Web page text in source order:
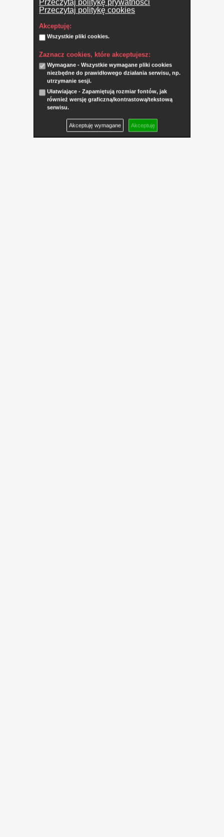
Przeczytaj politykę prywatności
Przeczytaj politykę cookies
Akceptuję:
Wszystkie pliki cookies.
Zaznacz cookies, które akceptujesz:
Wymagane - Wszystkie wymagane pliki cookies
niezbędne do prawidłowego działania serwisu, np.
utrzymanie sesji.
Ułatwiające - Zapamiętują rozmiar fontów, jak
również wersję graficzną/kontrastową/tekstową
serwisu.
Akceptuję wymagane Akceptuję